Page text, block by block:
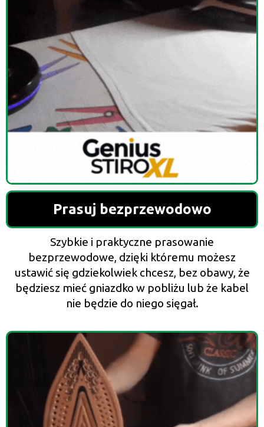
Prasuj bezprzewodowo
Szybkie i praktyczne prasowanie
bezprzewodowe, dzięki któremu możesz
ustawić się gdziekolwiek chcesz, bez obawy, że
będziesz mieć gniazdko w pobliżu lub że kabel
nie będzie do niego sięgał.